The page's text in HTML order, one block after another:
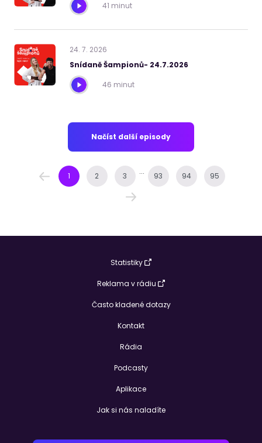
41 minut
24. 7. 2026
Snídaně Šampionů- 24.7.2026
46 minut
Načíst další episody
1 2 3 ... 93 94 95
Statistiky
Reklama v rádiu
Často kladené dotazy
Kontakt
Rádia
Podcasty
Aplikace
Jak si nás naladíte